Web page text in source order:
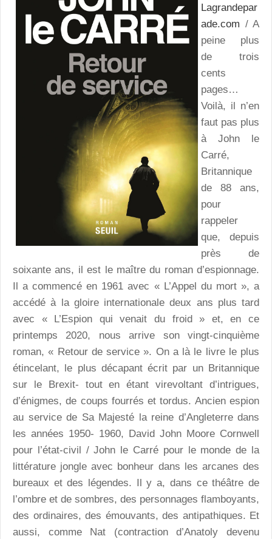
Lagrandepar
ade.com / A
peine plus
de trois
cents
pages…
Voilà, il n’en
faut pas plus
à John le
Carré,
Britannique
de 88 ans,
pour
rappeler
que, depuis
près de
soixante ans, il est le maître du roman d’espionnage.
Il a commencé en 1961 avec « L’Appel du mort », a
accédé à la gloire internationale deux ans plus tard
avec « L’Espion qui venait du froid » et, en ce
printemps 2020, nous arrive son vingt-cinquième
roman, « Retour de service ». On a là le livre le plus
étincelant, le plus décapant écrit par un Britannique
sur le Brexit- tout en étant virevoltant d’intrigues,
d’énigmes, de coups fourrés et tordus. Ancien espion
au service de Sa Majesté la reine d’Angleterre dans
les années 1950- 1960, David John Moore Cornwell
pour l’état-civil / John le Carré pour le monde de la
littérature jongle avec bonheur dans les arcanes des
bureaux et des légendes. Il y a, dans ce théâtre de
l’ombre et de sombres, des personnages flamboyants,
des ordinaires, des émouvants, des antipathiques. Et
aussi, comme Nat (contraction d’Anatoly devenu